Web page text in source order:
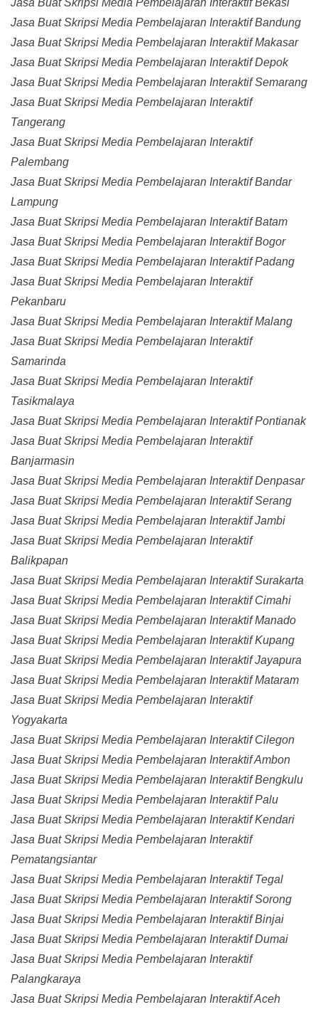
Jasa Buat Skripsi Media Pembelajaran Interaktif Bekasi
Jasa Buat Skripsi Media Pembelajaran Interaktif Bandung
Jasa Buat Skripsi Media Pembelajaran Interaktif Makasar
Jasa Buat Skripsi Media Pembelajaran Interaktif Depok
Jasa Buat Skripsi Media Pembelajaran Interaktif Semarang
Jasa Buat Skripsi Media Pembelajaran Interaktif
Tangerang
Jasa Buat Skripsi Media Pembelajaran Interaktif
Palembang
Jasa Buat Skripsi Media Pembelajaran Interaktif Bandar
Lampung
Jasa Buat Skripsi Media Pembelajaran Interaktif Batam
Jasa Buat Skripsi Media Pembelajaran Interaktif Bogor
Jasa Buat Skripsi Media Pembelajaran Interaktif Padang
Jasa Buat Skripsi Media Pembelajaran Interaktif
Pekanbaru
Jasa Buat Skripsi Media Pembelajaran Interaktif Malang
Jasa Buat Skripsi Media Pembelajaran Interaktif
Samarinda
Jasa Buat Skripsi Media Pembelajaran Interaktif
Tasikmalaya
Jasa Buat Skripsi Media Pembelajaran Interaktif Pontianak
Jasa Buat Skripsi Media Pembelajaran Interaktif
Banjarmasin
Jasa Buat Skripsi Media Pembelajaran Interaktif Denpasar
Jasa Buat Skripsi Media Pembelajaran Interaktif Serang
Jasa Buat Skripsi Media Pembelajaran Interaktif Jambi
Jasa Buat Skripsi Media Pembelajaran Interaktif
Balikpapan
Jasa Buat Skripsi Media Pembelajaran Interaktif Surakarta
Jasa Buat Skripsi Media Pembelajaran Interaktif Cimahi
Jasa Buat Skripsi Media Pembelajaran Interaktif Manado
Jasa Buat Skripsi Media Pembelajaran Interaktif Kupang
Jasa Buat Skripsi Media Pembelajaran Interaktif Jayapura
Jasa Buat Skripsi Media Pembelajaran Interaktif Mataram
Jasa Buat Skripsi Media Pembelajaran Interaktif
Yogyakarta
Jasa Buat Skripsi Media Pembelajaran Interaktif Cilegon
Jasa Buat Skripsi Media Pembelajaran Interaktif Ambon
Jasa Buat Skripsi Media Pembelajaran Interaktif Bengkulu
Jasa Buat Skripsi Media Pembelajaran Interaktif Palu
Jasa Buat Skripsi Media Pembelajaran Interaktif Kendari
Jasa Buat Skripsi Media Pembelajaran Interaktif
Pematangsiantar
Jasa Buat Skripsi Media Pembelajaran Interaktif Tegal
Jasa Buat Skripsi Media Pembelajaran Interaktif Sorong
Jasa Buat Skripsi Media Pembelajaran Interaktif Binjai
Jasa Buat Skripsi Media Pembelajaran Interaktif Dumai
Jasa Buat Skripsi Media Pembelajaran Interaktif
Palangkaraya
Jasa Buat Skripsi Media Pembelajaran Interaktif Aceh